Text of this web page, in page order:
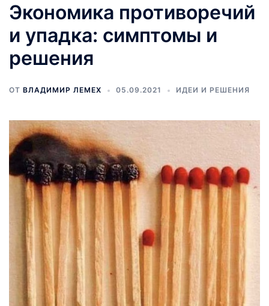
Экономика противоречий
и упадка: симптомы и
решения
ОТ ВЛАДИМИР ЛЕМЕХ 05.09.2021 ИДЕИ И РЕШЕНИЯ